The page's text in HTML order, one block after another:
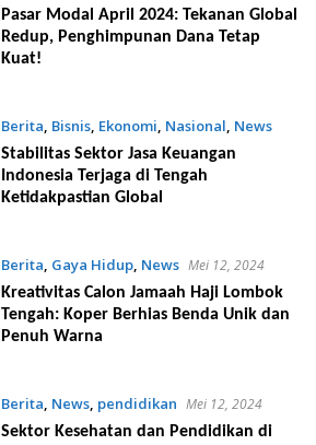
Mei 14, 2024
Pasar Modal April 2024: Tekanan Global
Redup, Penghimpunan Dana Tetap
Kuat!
Berita Bisnis, Ekonomi Nasional News
Mei 14, 2024
Stabilitas Sektor Jasa Keuangan
Indonesia Terjaga di Tengah
Ketidakpastian Global
Berita Gaya Hidup, News Mei 12, 2024
Kreativitas Calon Jamaah Haji Lombok
Tengah: Koper Berhias Benda Unik dan
Penuh Warna
Berita News, pendidikan Mei 12, 2024
Sektor Kesehatan dan Pendidikan di